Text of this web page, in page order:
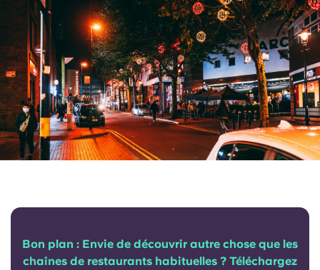
Bon plan : Envie de découvrir autre chose que les
chaînes de restaurants habituelles ? Téléchargez